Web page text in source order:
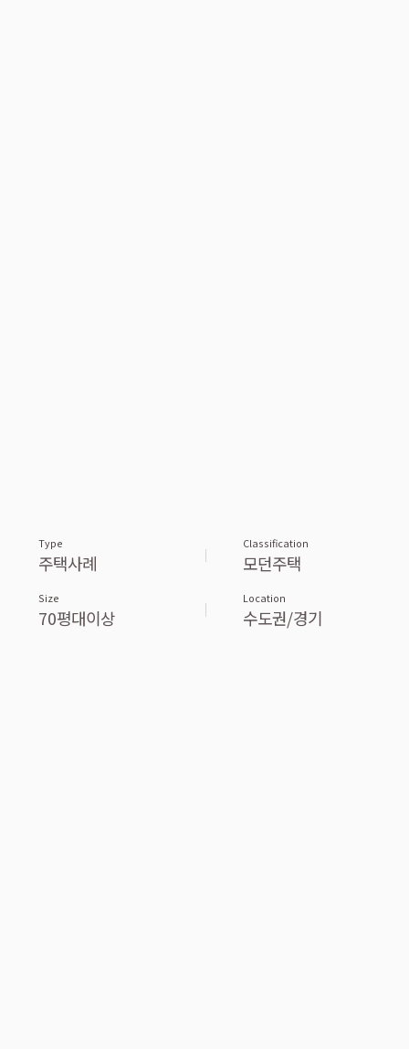
Type
주택사례
Classification
모던주택
Size
70평대이상
Location
수도권/경기